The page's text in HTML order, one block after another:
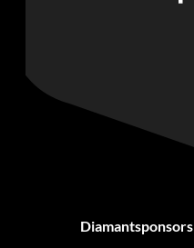
Diamantsponsors